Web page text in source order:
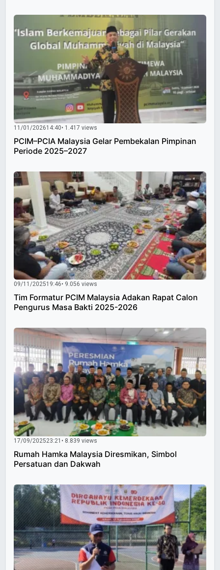
11/01/202614:40• 1.417 views
PCIM–PCIA Malaysia Gelar Pembekalan Pimpinan
Periode 2025–2027
09/11/202519:46• 9.056 views
Tim Formatur PCIM Malaysia Adakan Rapat Calon
Pengurus Masa Bakti 2025-2026
17/09/202523:21 • 8.839 views
Rumah Hamka Malaysia Diresmikan, Simbol
Persatuan dan Dakwah